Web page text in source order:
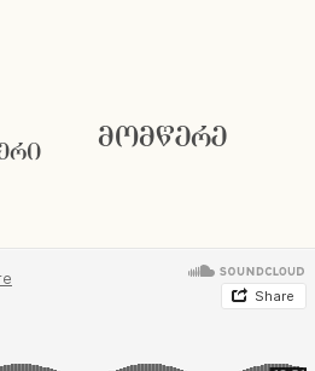
მომწერე